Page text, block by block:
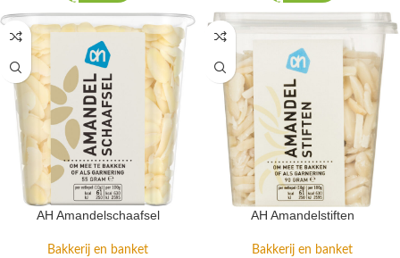
AH Amandelschaafsel
Bakkerij en banket
AH Amandelstiften
Bakkerij en banket